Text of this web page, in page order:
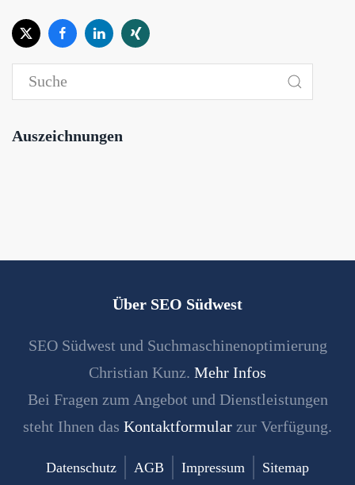
Auszeichnungen
Über SEO Südwest
SEO Südwest und Suchmaschinenoptimierung
Christian Kunz. Mehr Infos
Bei Fragen zum Angebot und Dienstleistungen
steht Ihnen das Kontaktformular zur Verfügung.
Datenschutz AGB Impressum Sitemap